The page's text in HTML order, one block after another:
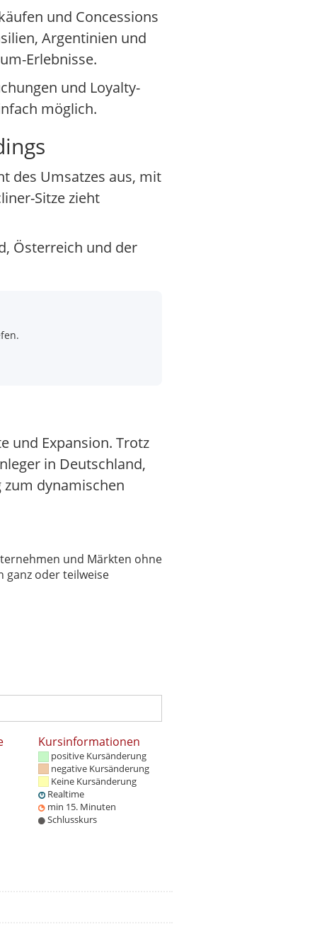
und Concessions
Argentinien und
Erlebnisse.
und Loyalty-
möglich.
des Umsatzes aus, mit
Sitze zieht
Österreich und der
und Expansion. Trotz
in Deutschland,
dynamischen
und Märkten ohne
ganz oder teilweise
Kursinformationen
positive Kursänderung
negative Kursänderung
Keine Kursänderung
Realtime
min 15. Minuten
Schlusskurs